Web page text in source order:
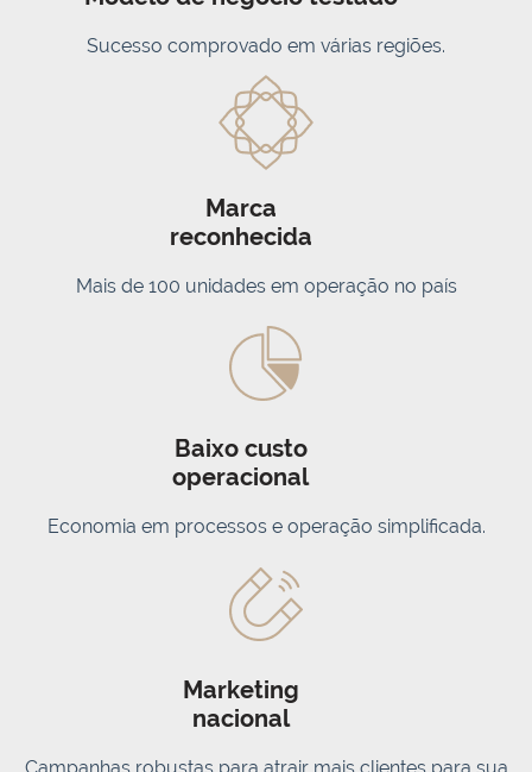
Sucesso comprovado em várias regiões.
Marca
reconhecida
Mais de 100 unidades em operação no país
Baixo custo
operacional
Economia em processos e operação simplificada.
Marketing
nacional